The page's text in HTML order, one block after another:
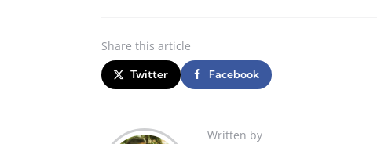
Share this article
Twitter Facebook
Written by